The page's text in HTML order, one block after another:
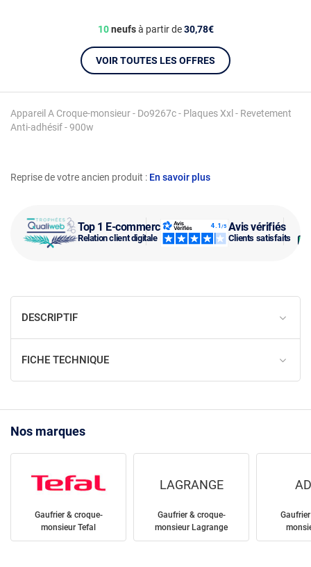
Top 1 E-commerce
Relation client digitale
Avis vérifiés
Clients satisfaits
Reprise de votre ancien produit : En savoir plus
Appareil A Croque-monsieur - Do9267c - Plaques Xxl - Revetement
Anti-adhésif - 900w
10neufsà partir de30,78€
VOIR TOUTES LES OFFRES
DESCRIPTIF
FICHE TECHNIQUE
Nos marques
Gaufrier & croque-
monsieur Tefal
LAGRANGE
Gaufrier & croque-
monsieur Lagrange